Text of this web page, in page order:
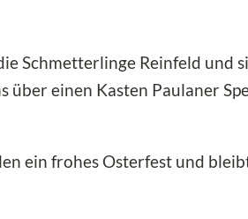
Schmetterlinge Reinfeld und
einen Kasten Paulaner
ein frohes Osterfest und